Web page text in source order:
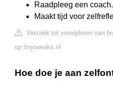
Raadpleeg een
Maakt tijd voor
Verzoek tot verwijderen van
op tinytweaks.nl
Hoe doe je aan